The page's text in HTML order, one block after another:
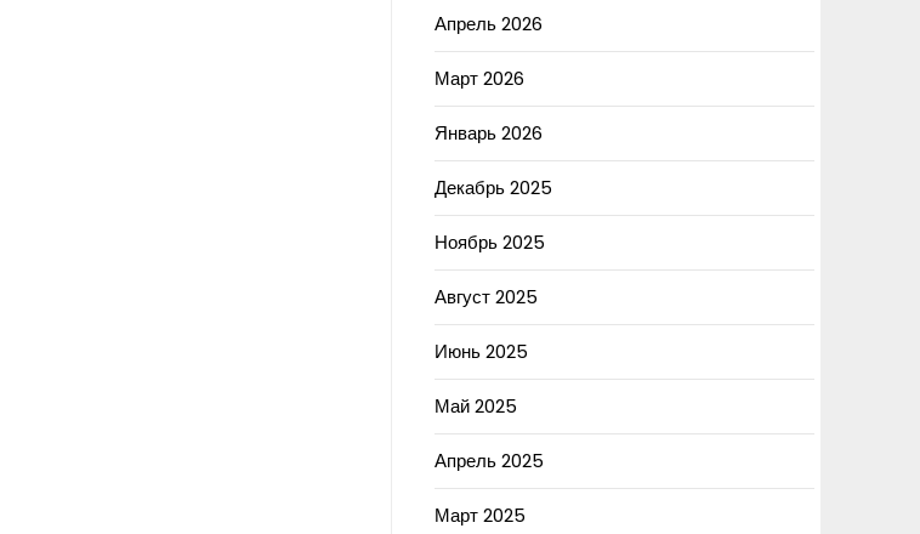
Апрель 2026
Март 2026
Январь 2026
Декабрь 2025
Ноябрь 2025
Август 2025
Июнь 2025
Май 2025
Апрель 2025
Март 2025